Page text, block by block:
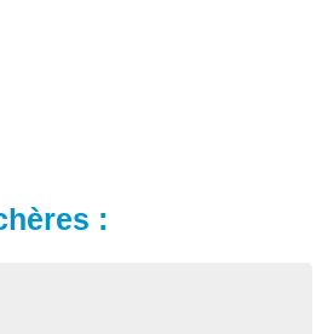
: